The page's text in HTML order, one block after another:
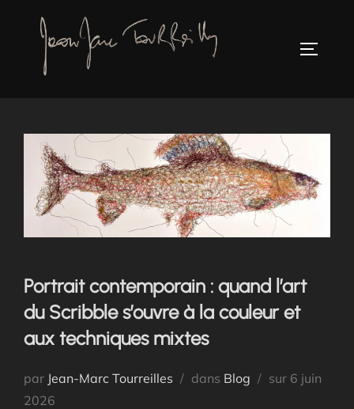
contenu
Portrait contemporain : quand l’art
du Scribble s’ouvre à la couleur et
aux techniques mixtes
par Jean-Marc Tourreilles dans Blog sur Publié
6 juin
2026